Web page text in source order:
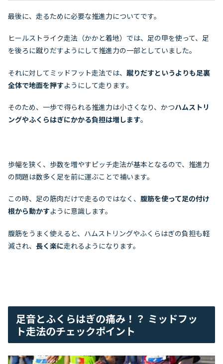
最後に、走るために必要な推進力についてです。
ヒールストライク走法（かかと着地）では、足の甲を使って、足
を後ろに蹴りだすようにして推進力の一部としていました。
それに対してミッドフット走法では、 蹴りだすというよりも足裏
全体で地面を押すようにして走ります。
そのため、一歩で得られる推進力は小さくなり、かつハムストリ
ングやふくらはぎにかかる負担は増します。
歩幅を狭く、歩数を増やすピッチ走法が基本となるので、推進力
の問題は数多く足を前に運ぶことで補います。
この時、足の筋肉だけで走るのではなく、 腹筋を使って足の付け
根から動かすように意識します。
腹筋をうまく使えると、ハムストリングやふくらはぎの負担も軽
減され、 長く楽に走れるようになります。
足音とふくらはぎの痛み！？ ミッドフッ
ト走法のチェックポイント